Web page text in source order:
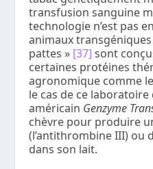
transfusion sanguine
technologie n’est pas
animaux
pattes » [37] sont
certaines protéines
agronomique comme
le cas de ce
américain Genzyme
chèvre pour produire
(l’antithrombine III) ou
dans son lait.